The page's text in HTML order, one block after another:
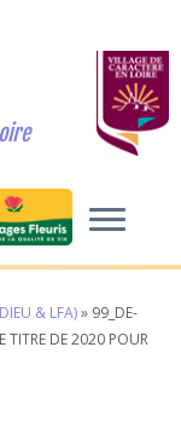
& LFA)» 99_DE-
DE 2020 POUR